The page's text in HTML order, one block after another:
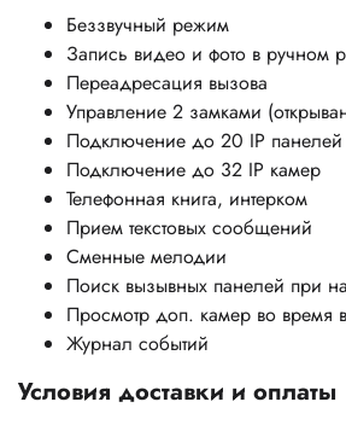
Беззвучный режим
Запись видео и фото в ручном
Переадресация вызова
Управление 2 замками
Подключение до 20 IP панелей
Подключение до 32 IP камер
Телефонная книга, интерком
Прием текстовых сообщений
Сменные мелодии
Поиск вызывных панелей при
Просмотр доп. камер во время
Журнал событий
Условия доставки и оплаты